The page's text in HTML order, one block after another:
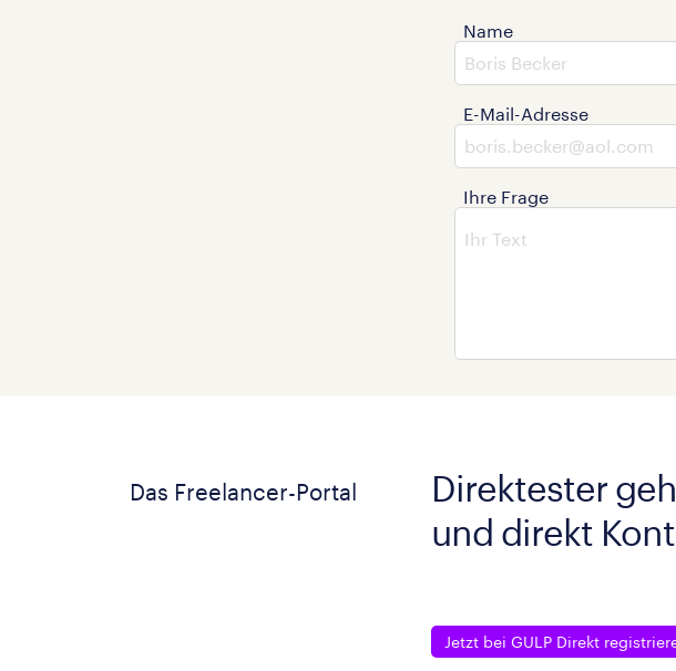
Name
E-Mail-Adresse
Ihre Frage
Das Freelancer-Portal
Direktester
und direkt
Jetzt bei GULP Direkt